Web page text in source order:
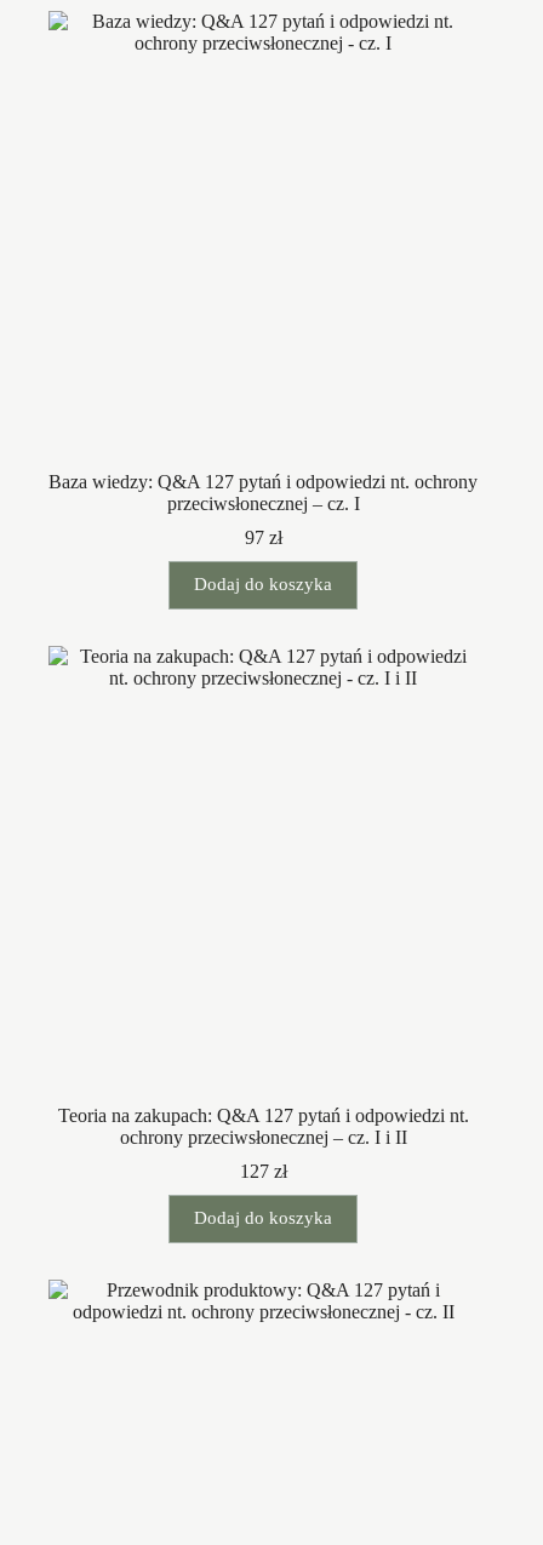
Baza wiedzy: Q&A 127 pytań i odpowiedzi nt. ochrony
przeciwsłonecznej – cz. I
97 zł
Dodaj do koszyka
Teoria na zakupach: Q&A 127 pytań i odpowiedzi nt.
ochrony przeciwsłonecznej – cz. I i II
127 zł
Dodaj do koszyka